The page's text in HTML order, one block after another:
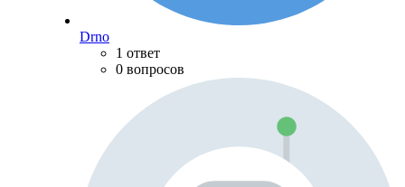
Drno
1 ответ
0 вопросов